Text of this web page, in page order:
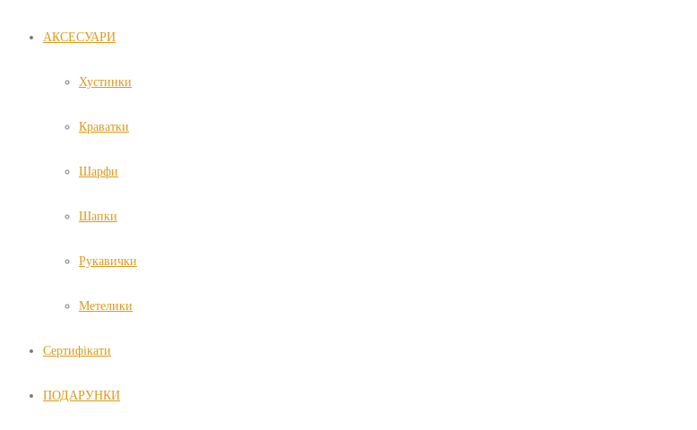
АКСЕСУАРИ
Хустинки
Краватки
Шарфи
Шапки
Рукавички
Метелики
Сертифікати
ПОДАРУНКИ